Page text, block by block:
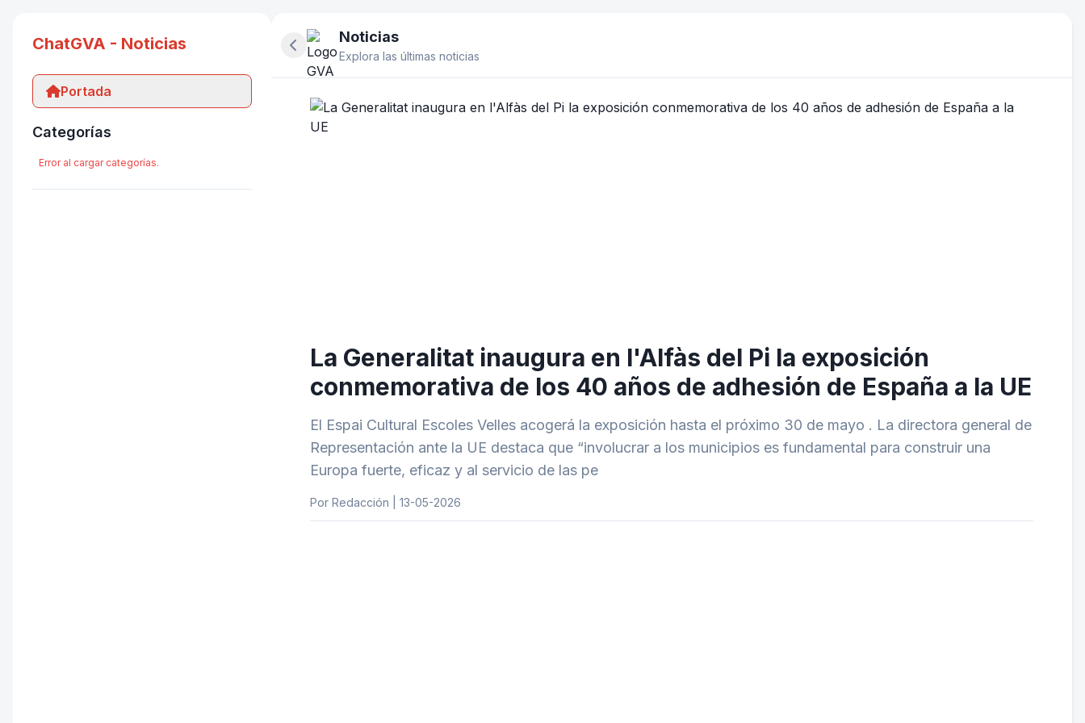
ChatGVA - Noticias
Portada
Categorías
Error al cargar categorías.
Ocultar panel lateral
Noticias
Explora las últimas noticias
La Generalitat inaugura en l'Alfàs del Pi la exposición
conmemorativa de los 40 años de adhesión de España a la UE
El Espai Cultural Escoles Velles acogerá la exposición hasta el próximo 30 de mayo . La directora general de
Representación ante la UE destaca que “involucrar a los municipios es fundamental para construir una
Europa fuerte, eficaz y al servicio de las pe
Por Redacción | 13-05-2026